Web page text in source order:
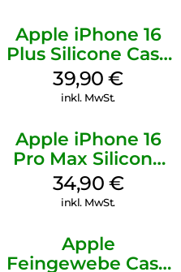
Apple iPhone 16
Plus Silicone Case
MagSafe Plum
39,90€
inkl. MwSt.
Apple iPhone 16
Pro Max Silicone
Case MagSafe
Denim
34,90 €
inkl. MwSt.
Apple
Feingewebe Case